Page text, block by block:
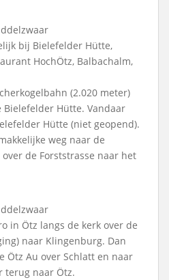
bij Bielefelder Hütte,
HochÖtz, Balbachalm,
(2.020 meter)
Hütte. Vandaar
Hütte (niet geopend).
weg naar de
de Forststrasse naar het
in Ötz langs de kerk over de
naar Klingenburg. Dan
Ötz Au over Schlatt en naar
terug naar Ötz.